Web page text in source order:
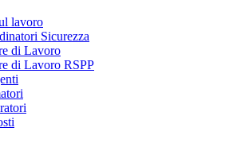
lavoro
Sicurezza
di Lavoro
di Lavoro RSPP